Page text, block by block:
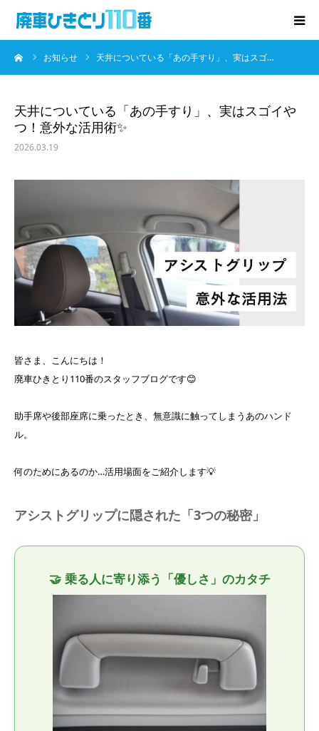
お知らせ 天井についている「あの手すり」、実はスゴ…
天井についている「あの手すり」、実はスゴイや
つ！意外な活用術✨
2026.03.19
皆さま、こんにちは！
廃車ひきとり110番のスタッフブログです😊
助手席や後部座席に乗ったとき、無意識に触ってしまうあのハンド
ル。
何のためにあるのか…活用場面をご紹介します💡
アシストグリップに隠された「3つの秘密」
🤝 乗る人に寄り添う「優しさ」のカタチ
廃車･事故車の買取
無料査定
お役立ち情報
お知らせ
会社概要
お問い合わせ